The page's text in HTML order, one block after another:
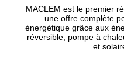
MACLEM est le premier
une offre complète
énergétique grâce aux
réversible, pompe à
et